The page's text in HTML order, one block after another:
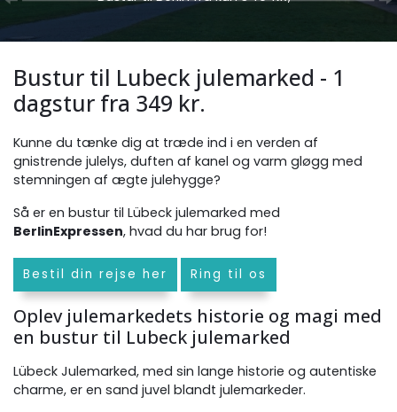
Bustur til Lubeck julemarked - 1
dagstur fra 349 kr.
Kunne du tænke dig at træde ind i en verden af
gnistrende julelys, duften af kanel og varm gløgg med
stemningen af ægte julehygge?
Så er en bustur til Lübeck julemarked med
BerlinExpressen, hvad du har brug for!
Bestil din rejse her Ring til os
Oplev julemarkedets historie og magi med
en bustur til Lubeck julemarked
Lübeck Julemarked, med sin lange historie og autentiske
charme, er en sand juvel blandt julemarkeder.